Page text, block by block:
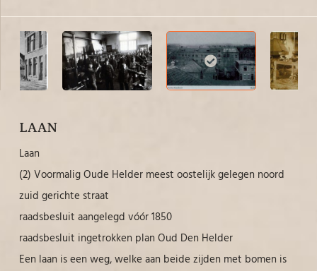
LAAN
Laan
(2) Voormalig Oude Helder meest oostelijk gelegen noord
zuid gerichte straat
raadsbesluit aangelegd vóór 1850
raadsbesluit ingetrokken plan Oud Den Helder
Een laan is een weg, welke aan beide zijden met bomen is